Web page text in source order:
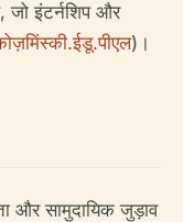
जो इंटर्नशिप और
)।
और सामुदायिक जुड़ाव